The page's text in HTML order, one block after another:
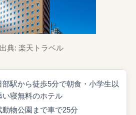
典: 楽天トラベル
部駅から徒歩5分で朝食・小学生以
い寝無料のホテル
動物公園まで車で25分